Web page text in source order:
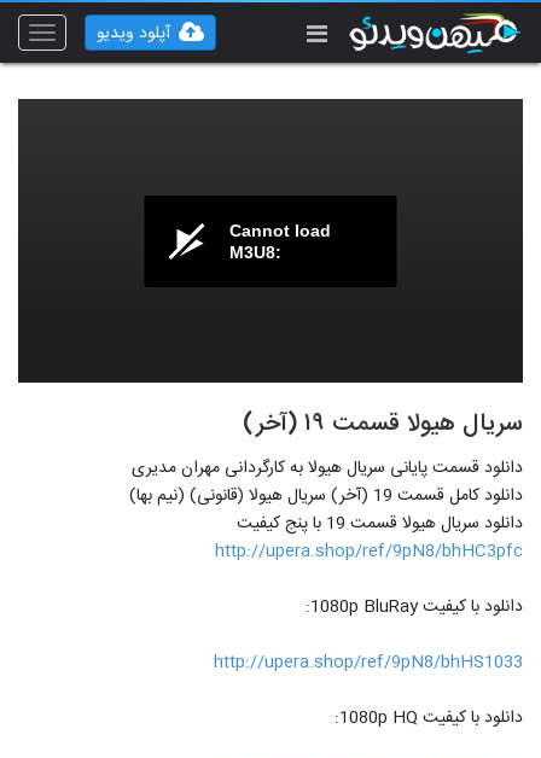
Toggle
آپلود ویدیو
Cannot load
M3U8:
سریال هیولا قسمت ۱۹ (آخر)
دانلود قسمت پایانی سریال هیولا به کارگردانی مهران مدیری
دانلود کامل قسمت 19 (آخر) سریال هیولا (قانونی) (نیم بها)
دانلود سریال هیولا قسمت 19 با پنج کیفیت
http://upera.shop/ref/9pN8/bhHC3pfc
دانلود با کیفیت 1080p BluRay:
http://upera.shop/ref/9pN8/bhHS1033
دانلود با کیفیت 1080p HQ: